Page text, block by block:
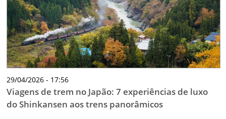
29/04/2026 - 17:56
Viagens de trem no Japão: 7 experiências de luxo
do Shinkansen aos trens panorâmicos